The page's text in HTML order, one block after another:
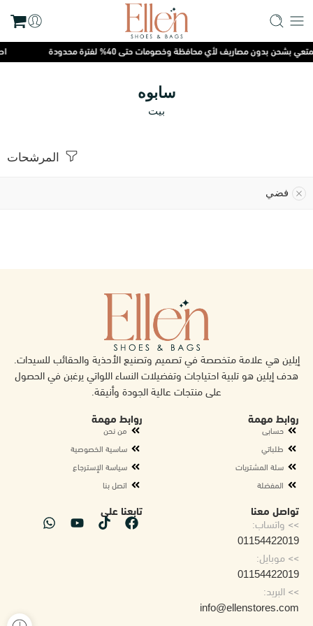
بشحن بدون مصاريف لأي محافظة وخصومات حتى 40% لفترة محدودة
سابوه
بيت
المرشحات
فضي
إيلين هي علامة متخصصة في تصميم وتصنيع الأحذية والحقائب للسيدات.
هدف إيلين هو تلبية احتياجات وتفضيلات النساء اللواتي يرغبن في الحصول
على منتجات عالية الجودة وأنيقة.
روابط مهمة
حسابى
طلباتي
سلة المشتريات
المفضلة
روابط مهمة
من نحن
ساسية الخصوصية
سياسة الإسترجاع
اتصل بنا
تواصل معنا
>> واتساب:
01154422019
>> موبايل:
01154422019
>> البريد:
info@ellenstores.com
تابعنا على